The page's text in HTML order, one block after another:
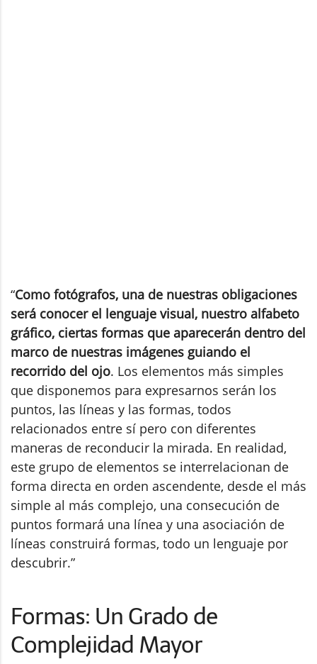
“Como fotógrafos, una de nuestras obligaciones
será conocer el lenguaje visual, nuestro alfabeto
gráfico, ciertas formas que aparecerán dentro del
marco de nuestras imágenes guiando el
recorrido del ojo. Los elementos más simples
que disponemos para expresarnos serán los
puntos, las líneas y las formas, todos
relacionados entre sí pero con diferentes
maneras de reconducir la mirada. En realidad,
este grupo de elementos se interrelacionan de
forma directa en orden ascendente, desde el más
simple al más complejo, una consecución de
puntos formará una línea y una asociación de
líneas construirá formas, todo un lenguaje por
descubrir.”
Formas: Un Grado de
Complejidad Mayor